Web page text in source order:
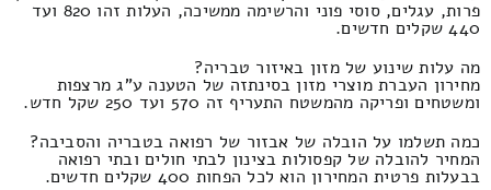
פרות, עגלים, סוסי פוני והרשימה ממשיכה, העלות זהו 820 ועד
440 שקלים חדשים.
מה עלות שינוע של מזון באיזור טבריה?
מחירון העברת מוצרי מזון בסינתזה של הטענה ע"ג מרצפות
ומשטחים ופריקה מהמשטח התעריף זה 570 ועד 250 שקל חדש.
כמה תשלמו על הובלה של אבזור של רפואה בטבריה והסביבה?
המחיר להובלה של קפסולות בצינון לבתי חולים ובתי רפואה
בבעלות פרטית המחירון הוא לכל הפחות 400 שקלים חדשים.